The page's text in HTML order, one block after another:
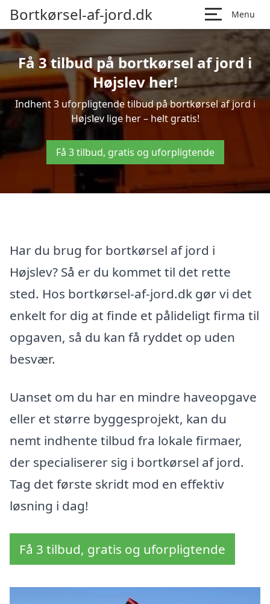
Bortkørsel-af-jord.dk Menu
Få 3 tilbud på bortkørsel af jord i
Højslev her!
Indhent 3 uforpligtende tilbud på bortkørsel af jord i
Højslev lige her – helt gratis!
Få 3 tilbud, gratis og uforpligtende
Har du brug for bortkørsel af jord i
Højslev? Så er du kommet til det rette
sted. Hos bortkørsel-af-jord.dk gør vi det
enkelt for dig at finde et pålideligt firma til
opgaven, så du kan få ryddet op uden
besvær.
Uanset om du har en mindre haveopgave
eller et større byggesprojekt, kan du
nemt indhente tilbud fra lokale firmaer,
der specialiserer sig i bortkørsel af jord.
Tag det første skridt mod en effektiv
løsning i dag!
Få 3 tilbud, gratis og uforpligtende